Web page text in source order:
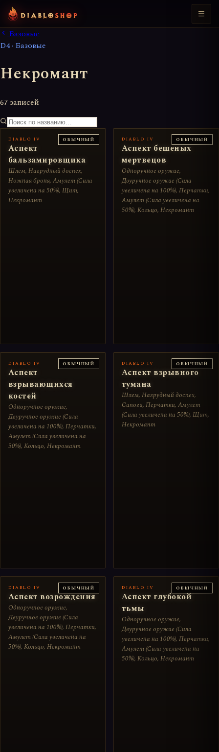
Базовые
D4 · Базовые
Некромант
67 записей
ОБЫЧНЫЙ
DIABLO IV
Аспект
бальзамировщика
Шлем, Нагрудный доспех,
Ножная броня, Амулет (Сила
увеличена на 50%), Щит,
Некромант
ОБЫЧНЫЙ
DIABLO IV
Аспект бешеных
мертвецов
Одноручное оружие,
Двуручное оружие (Сила
увеличена на 100%), Перчатки,
Амулет (Сила увеличена на
50%), Кольцо, Некромант
ОБЫЧНЫЙ
DIABLO IV
Аспект
взрывающихся
костей
Одноручное оружие,
Двуручное оружие (Сила
увеличена на 100%), Перчатки,
Амулет (Сила увеличена на
50%), Кольцо, Некромант
ОБЫЧНЫЙ
DIABLO IV
Аспект взрывного
тумана
Шлем, Нагрудный доспех,
Сапоги, Перчатки, Амулет
(Сила увеличена на 50%), Щит,
Некромант
ОБЫЧНЫЙ
DIABLO IV
Аспект возрождения
Одноручное оружие,
Двуручное оружие (Сила
увеличена на 100%), Перчатки,
Амулет (Сила увеличена на
50%), Кольцо, Некромант
ОБЫЧНЫЙ
DIABLO IV
Аспект глубокой
тьмы
Одноручное оружие,
Двуручное оружие (Сила
увеличена на 100%), Перчатки,
Амулет (Сила увеличена на
50%), Кольцо, Некромант